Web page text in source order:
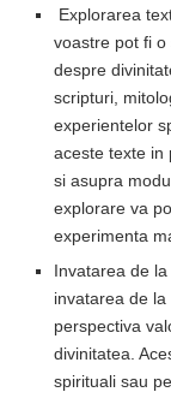
Explorarea
voastre pot fi
despre
scripturi,
experientelor
aceste texte in
si asupra
explorare va
experimenta
Invatarea de
invatarea de
perspectiva
divinitatea.
spirituali sau